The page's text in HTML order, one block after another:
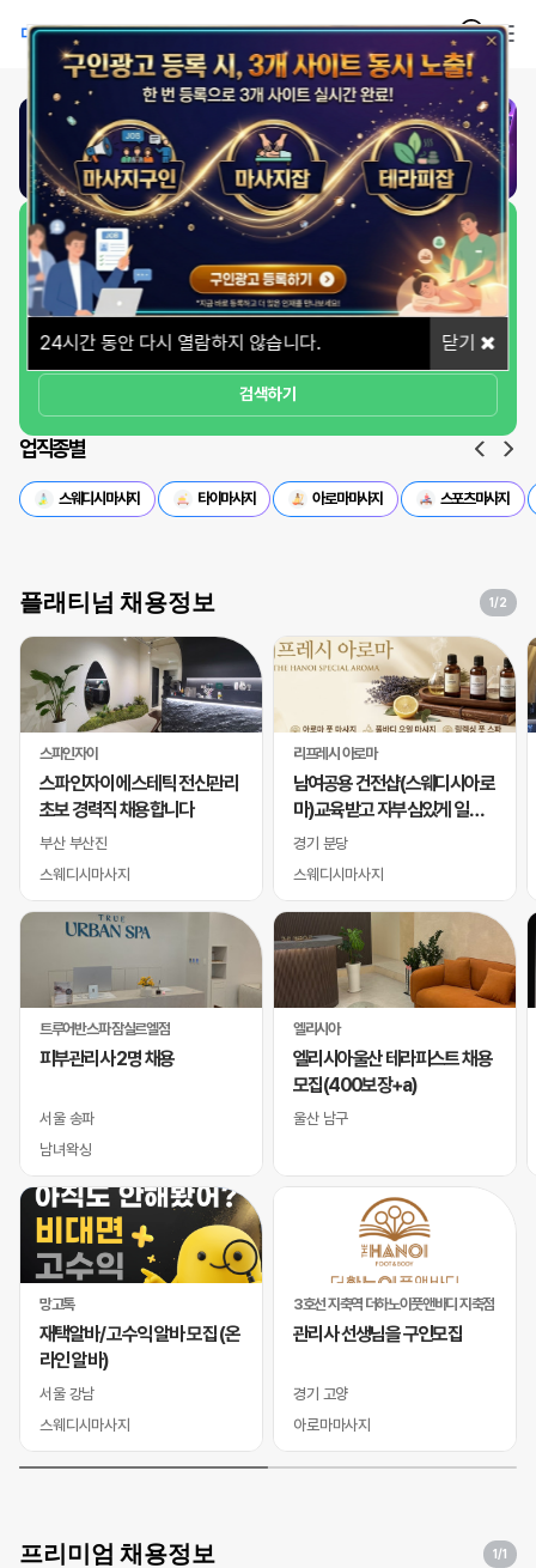
24시간 동안 다시 열람하지 않습니다. 닫기
1
일자리 빠르게 찾기
상세옵션
검색하기
업직종별
스웨디시마사지 타이마사지 아로마마사지 스포츠마사지
플래티넘 채용정보 1/2
스파인자이
스파인자이 에스테틱 전신관리
초보 경력직 채용합니다
부산 부산진
스웨디시마사지
트루어반스파 잠실르엘점
피부관리사 2명 채용
서울 송파
남녀왁싱
망고톡
재택알바/ 고수익 알바 모집 (온
라인 알바)
서울 강남
스웨디시마사지
리프레시 아로마
남여공용 건전샵(스웨디시아로
마)교육받고 자부심있게 일하
실 바디테라피사 모십니다
경기 분당
스웨디시마사지
엘리시아
엘리시아울산 테라피스트 채용
모집(400보장+a)
울산 남구
3호선 지축역 더하노이풋앤바디 지축점
관리사 선생님을 구인모집
경기 고양
아로마마사지
프리미엄 채용정보 1/1